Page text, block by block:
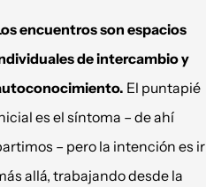
encuentros son espacios
de intercambio y
El puntapié
es el síntoma – de ahí
– pero la intención es ir
allá, trabajando desde la